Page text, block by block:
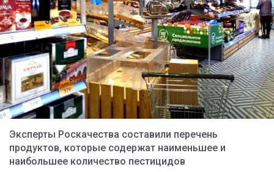
Эксперты Роскачества составили перечень
продуктов, которые содержат наименьшее и
наибольшее количество пестицидов